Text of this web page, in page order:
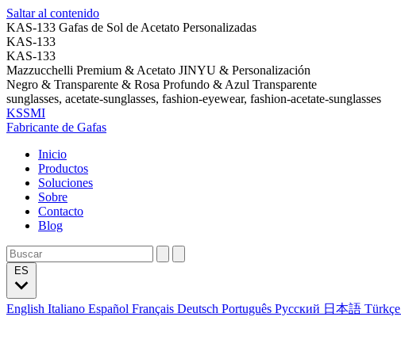
Saltar al contenido
KAS-133 Gafas de Sol de Acetato Personalizadas
KAS-133
KAS-133
Mazzucchelli Premium & Acetato JINYU & Personalización
Negro & Transparente & Rosa Profundo & Azul Transparente
sunglasses, acetate-sunglasses, fashion-eyewear, fashion-acetate-sunglasses
KSSMI
Fabricante de Gafas
Inicio
Productos
Soluciones
Sobre
Contacto
Blog
English Italiano Español Français Deutsch Português Русский 日本語 Türkçe